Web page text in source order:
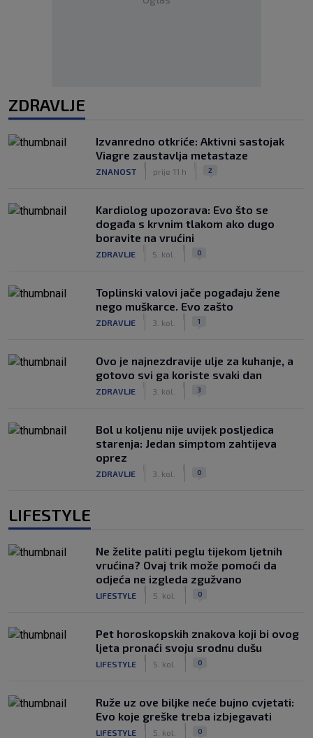
ZDRAVLJE
Izvanredno otkriće: Aktivni sastojak
Viagre zaustavlja metastaze
ZNANOST prije 11 h 2
Kardiolog upozorava: Evo što se
događa s krvnim tlakom ako dugo
boravite na vrućini
ZDRAVLJE 5. kol. 0
Toplinski valovi jače pogađaju žene
nego muškarce. Evo zašto
ZDRAVLJE 3. kol. 1
Ovo je najnezdravije ulje za kuhanje, a
gotovo svi ga koriste svaki dan
ZDRAVLJE 3. kol. 3
Bol u koljenu nije uvijek posljedica
starenja: Jedan simptom zahtijeva
oprez
ZDRAVLJE 3. kol. 0
LIFESTYLE
Ne želite paliti peglu tijekom ljetnih
vrućina? Ovaj trik može pomoći da
odjeća ne izgleda zgužvano
LIFESTYLE 5. kol. 0
Pet horoskopskih znakova koji bi ovog
ljeta pronaći svoju srodnu dušu
LIFESTYLE 5. kol. 0
Ruže uz ove biljke neće bujno cvjetati:
Evo koje greške treba izbjegavati
LIFESTYLE 5. kol. 0